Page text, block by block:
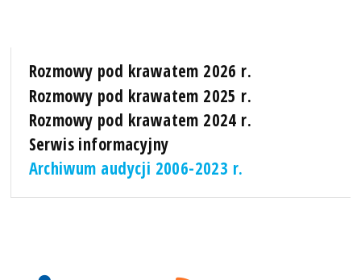
Rozmowy pod krawatem 2026 r.
Rozmowy pod krawatem 2025 r.
Rozmowy pod krawatem 2024 r.
Serwis informacyjny
Archiwum audycji 2006-2023 r.